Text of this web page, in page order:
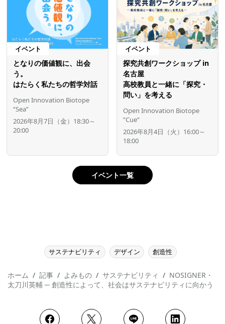
イベント
となりの価値観に、出会
う。
はたらく私たちの哲学対話
Open Innovation Biotope
“Sea”
2026年8月7日（金）18:30～
20:00
イベント
探究共創ワークショップ in
名古屋
高校教員と一緒に「探究・
問い」を考える
Open Innovation Biotope
”Cue”
2026年8月4日（火）16:00～
18:00
イベント一覧
サステナビリティ デザイン 創造性
ホーム 記事 よみもの サステナビリティ
NOSIGNER・
太刀川英輔 ─ 創造性によって、社会はサステナビリティに向かう